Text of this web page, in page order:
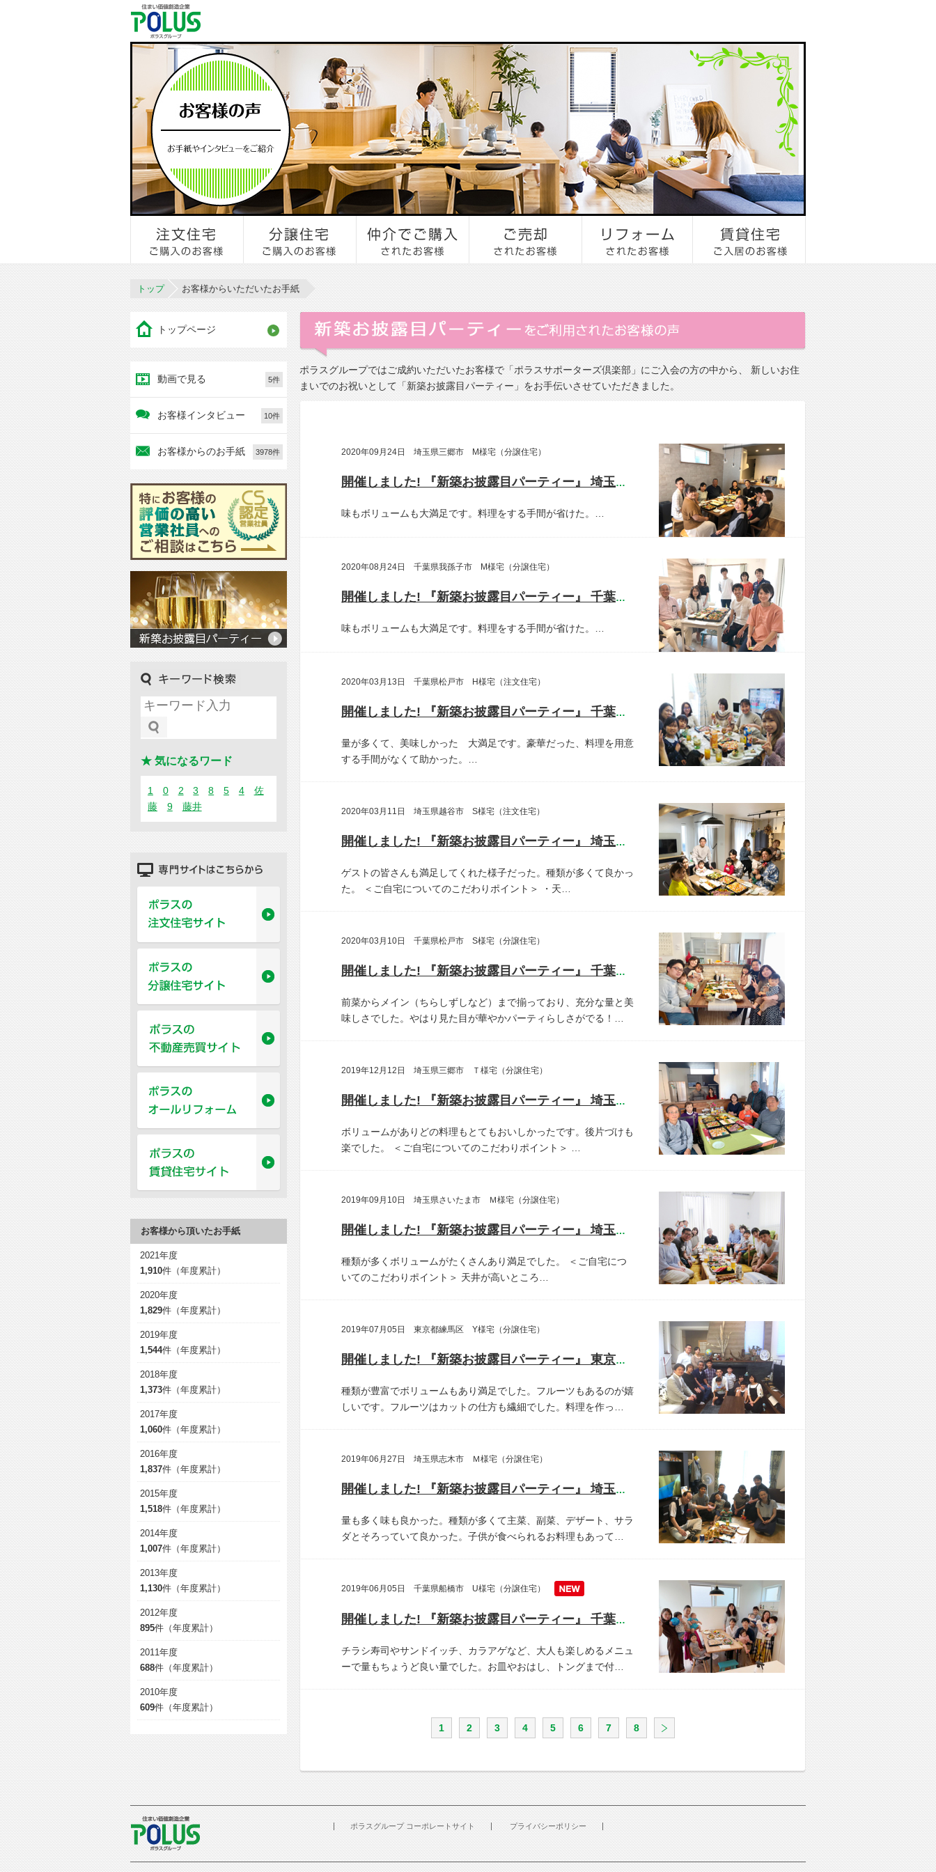
トップ お客様からいただいたお手紙
ポラスグループではご成約いただいたお客様で「ポラスサポーターズ倶楽部」にご入会の方の中から、 新しいお住
まいでのお祝いとして「新築お披露目パーティー」をお手伝いさせていただきました。
2020年09月24日 埼玉県三郷市 M様宅（分譲住宅）
開催しました! 『新築お披露目パーティー』 埼玉県三郷市 M様宅
味もボリュームも大満足です。料理をする手間が省けた。…
2020年08月24日 千葉県我孫子市 M様宅（分譲住宅）
開催しました! 『新築お披露目パーティー』 千葉県我孫子市 M様宅
味もボリュームも大満足です。料理をする手間が省けた。…
2020年03月13日 千葉県松戸市 H様宅（注文住宅）
開催しました! 『新築お披露目パーティー』 千葉県松戸市 H様宅
量が多くて、美味しかった 大満足です。豪華だった、料理を用意
する手間がなくて助かった。…
2020年03月11日 埼玉県越谷市 S様宅（注文住宅）
開催しました! 『新築お披露目パーティー』 埼玉県越谷市 S様宅
ゲストの皆さんも満足してくれた様子だった。種類が多くて良かっ
た。
＜ご自宅についてのこだわりポイント＞ ・天…
2020年03月10日 千葉県松戸市 S様宅（分譲住宅）
開催しました! 『新築お披露目パーティー』 千葉県松戸市 S様宅
前菜からメイン（ちらしずしなど）まで揃っており、充分な量と美
味しさでした。やはり見た目が華やかパーティらしさがでる！…
2019年12月12日 埼玉県三郷市 Ｔ様宅（分譲住宅）
開催しました! 『新築お披露目パーティー』 埼玉県三郷市 T様宅
ボリュームがありどの料理もとてもおいしかったです。後片づけも
楽でした。
＜ご自宅についてのこだわりポイント＞
2019年09月10日 埼玉県さいたま市 Ｍ様宅（分譲住宅）
開催しました! 『新築お披露目パーティー』 埼玉県さいたま市 M様宅
種類が多くボリュームがたくさんあり満足でした。
＜ご自宅につ
いてのこだわりポイント＞ 天井が高いところ…
2019年07月05日 東京都練馬区 Y様宅（分譲住宅）
開催しました! 『新築お披露目パーティー』 東京都練馬区 Y様宅
種類が豊富でボリュームもあり満足でした。フルーツもあるのが嬉
しいです。フルーツはカットの仕方も繊細でした。料理を作っ…
2019年06月27日 埼玉県志木市 Ｍ様宅（分譲住宅）
開催しました! 『新築お披露目パーティー』 埼玉県志木市 M様宅
量も多く味も良かった。種類が多くて主菜、副菜、デザート、サラ
ダとそろっていて良かった。子供が食べられるお料理もあって…
2019年06月05日 千葉県船橋市 U様宅（分譲住宅）
開催しました! 『新築お披露目パーティー』 千葉県船橋市 U様宅
チラシ寿司やサンドイッチ、カラアゲなど、大人も楽しめるメニュ
ーで量もちょうど良い量でした。お皿やおはし、トングまで付…
1 2 3 4 5 6 7 8
トップページ
動画で見る 5件
お客様インタビュー 10件
お客様からのお手紙 3978件
★ 気になるワード
1 0 2 3 8 5 4
佐
藤
9 藤井
お客様から頂いたお手紙
2021年度
1,910件（年度累計）
2020年度
1,829件（年度累計）
2019年度
1,544件（年度累計）
2018年度
1,373件（年度累計）
2017年度
1,060件（年度累計）
2016年度
1,837件（年度累計）
2015年度
1,518件（年度累計）
2014年度
1,007件（年度累計）
2013年度
1,130件（年度累計）
2012年度
895件（年度累計）
2011年度
688件（年度累計）
2010年度
609件（年度累計）
ポラスグループ コーポレートサイト
プライバシーポリシー